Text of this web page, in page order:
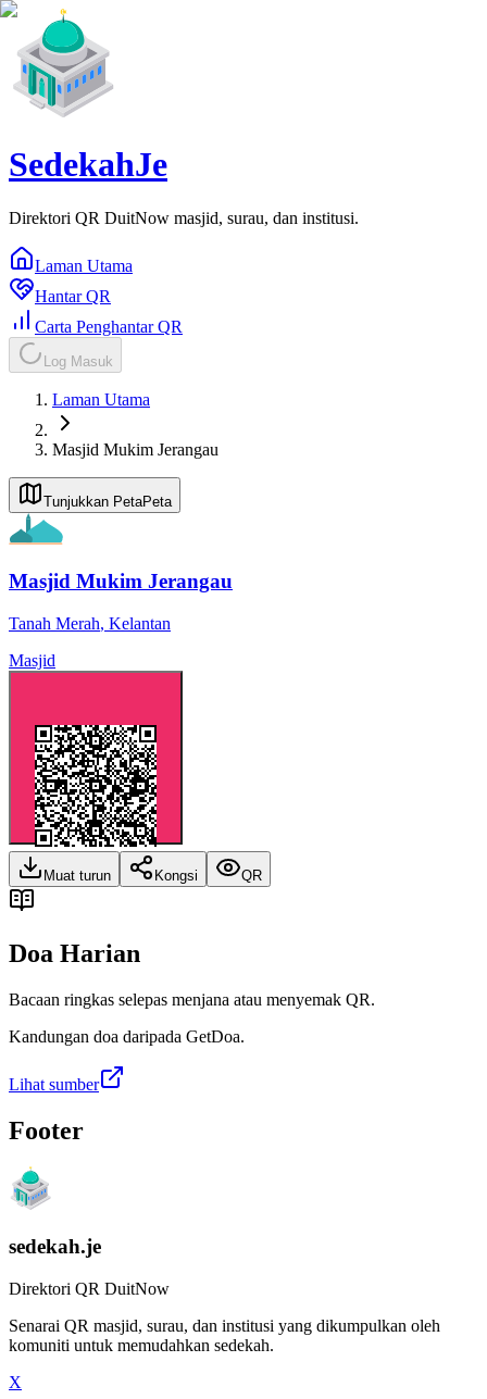
SedekahJe
Direktori QR DuitNow masjid, surau, dan institusi.
Laman Utama
Hantar QR
Carta Penghantar QR
Log Masuk
Laman Utama
Masjid Mukim Jerangau
Tunjukkan PetaPeta
Masjid Mukim Jerangau
Tanah Merah, Kelantan
Masjid
Muat turun Kongsi QR
Doa Harian
Bacaan ringkas selepas menjana atau menyemak QR.
Kandungan doa daripada GetDoa.
Lihat sumber
Footer
sedekah.je
Direktori QR DuitNow
Senarai QR masjid, surau, dan institusi yang dikumpulkan oleh
komuniti untuk memudahkan sedekah.
X